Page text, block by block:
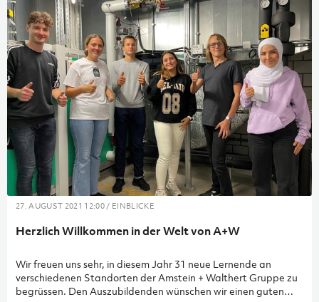
27. AUGUST 2021 12:00 / EINBLICKE
Herzlich Willkommen in der Welt von A+W
Wir freuen uns sehr, in diesem Jahr 31 neue Lernende an
verschiedenen Standorten der Amstein + Walthert Gruppe zu
begrüssen. Den Auszubildenden wünschen wir einen guten